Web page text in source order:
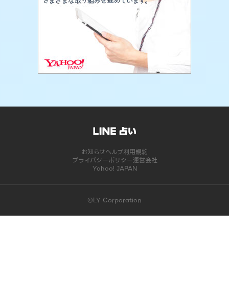
お知らせヘルプ利用規約
プライバシーポリシー運営会社
Yahoo! JAPAN
©LY Corporation
このコンテンツは掲載が終了しました | LINE占い